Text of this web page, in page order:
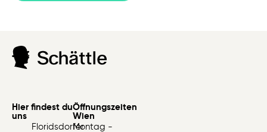
Hier findest du
uns
Floridsdorfer
Öffnungszeiten
Wien
Montag -